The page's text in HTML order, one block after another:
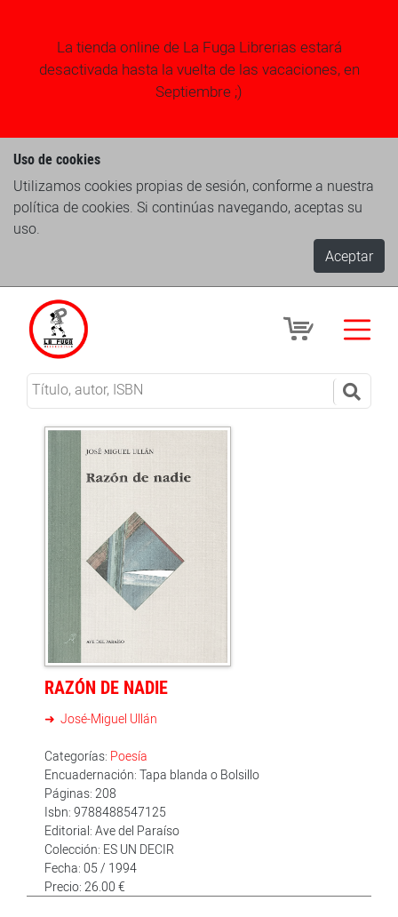
La tienda online de La Fuga Librerias estará
desactivada hasta la vuelta de las vacaciones, en
Septiembre ;)
Uso de cookies
Utilizamos cookies propias de sesión, conforme a nuestra
política de cookies. Si continúas navegando, aceptas su
uso.
Aceptar
RAZÓN DE NADIE
José-Miguel Ullán
Categorías: Poesía
Encuadernación: Tapa blanda o Bolsillo
Páginas: 208
Isbn: 9788488547125
Editorial: Ave del Paraíso
Colección: ES UN DECIR
Fecha: 05 / 1994
Precio: 26.00 €